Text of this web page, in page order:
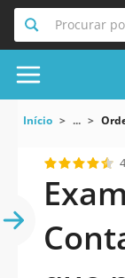
Procurar
Início ...